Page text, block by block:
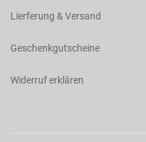
Lierferung & Versand
Geschenkgutscheine
Widerruf erklären